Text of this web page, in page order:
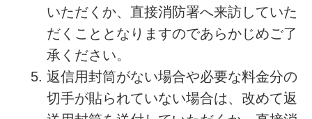
いただくか、直接消防署へ来訪していた
だくこととなりますのであらかじめご了
承ください。
返信用封筒がない場合や必要な料金分の
切手が貼られていない場合は、改めて返